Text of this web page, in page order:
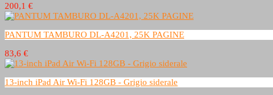
200,1 €
PANTUM TAMBURO DL-A4201, 25K PAGINE
83,6 €
13-inch iPad Air Wi-Fi 128GB - Grigio siderale